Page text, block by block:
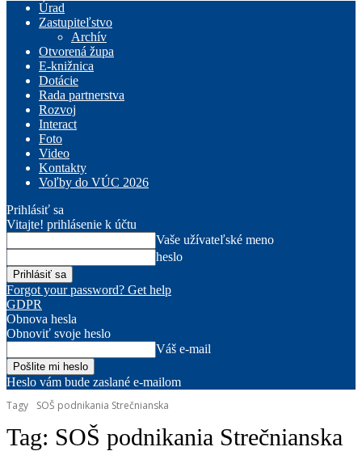
Úrad
Zastupiteľstvo
Archív
Otvorená župa
E-knižnica
Dotácie
Rada partnerstva
Rozvoj
Interact
Foto
Video
Kontakty
Voľby do VÚC 2026
Prihlásiť sa
Vitajte! prihlásenie k účtu
Vaše užívateľské meno
heslo
Forgot your password? Get help
GDPR
Obnova hesla
Obnoviť svoje heslo
Váš e-mail
Heslo vám bude zaslané e-mailom
Tagy
SOŠ podnikania Strečnianska
Tag: SOŠ podnikania Strečnianska